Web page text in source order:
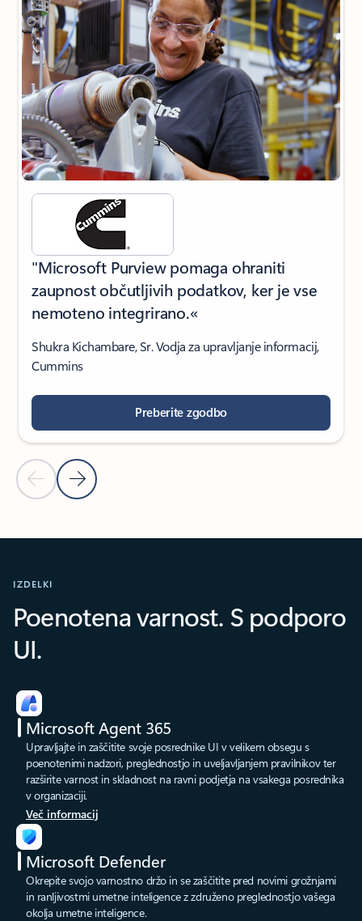
Prejšnji diapozitivNaslednji diapozitiv
"Microsoft Purview pomaga ohraniti
zaupnost občutljivih podatkov, ker je vse
nemoteno integrirano.«
Shukra Kichambare, Sr. Vodja za upravljanje informacij,
Cummins
Preberite zgodbo
Nazaj na razdelek z vrtiljakom zgodb strank
IZDELKI
Poenotena varnost. S podporo
UI.
Microsoft Agent 365
Upravljajte in zaščitite svoje posrednike UI v velikem obsegu s
poenotenimi nadzori, preglednostjo in uveljavljanjem pravilnikov ter
razširite varnost in skladnost na ravni podjetja na vsakega posrednika
v organizaciji.
Več informacij
Microsoft Defender
Okrepite svojo varnostno držo in se zaščitite pred novimi grožnjami
in ranljivostmi umetne inteligence z združeno preglednostjo vašega
okolja umetne inteligence.